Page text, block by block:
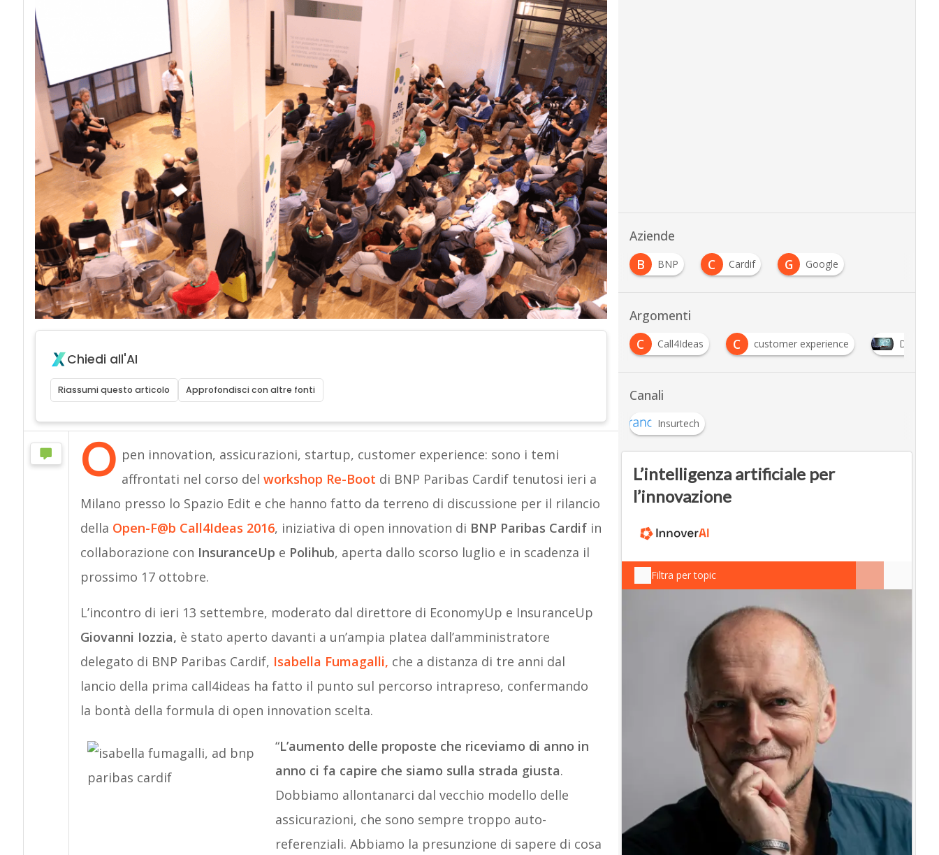
Chiedi all'AI
Riassumi questo articolo Approfondisci con altre fonti
O pen innovation, assicurazioni, startup, customer experience: sono i temi
affrontati nel corso del workshop Re-Boot di BNP Paribas Cardif tenutosi ieri a
Milano presso lo Spazio Edit e che hanno fatto da terreno di discussione per il rilancio
della Open-F@b Call4Ideas 2016, iniziativa di open innovation di BNP Paribas Cardif in
collaborazione con InsuranceUp e Polihub, aperta dallo scorso luglio e in scadenza il
prossimo 17 ottobre.
L’incontro di ieri 13 settembre, moderato dal direttore di EconomyUp e InsuranceUp
Giovanni Iozzia, è stato aperto davanti a un’ampia platea dall’amministratore
delegato di BNP Paribas Cardif, Isabella Fumagalli, che a distanza di tre anni dal
lancio della prima call4ideas ha fatto il punto sul percorso intrapreso, confermando
la bontà della formula di open innovation scelta.
“L’aumento delle proposte che riceviamo di anno in
anno ci fa capire che siamo sulla strada giusta.
Dobbiamo allontanarci dal vecchio modello delle
assicurazioni, che sono sempre troppo auto-
referenziali. Abbiamo la presunzione di sapere di cosa
Aziende
B
BNP C Cardif G Google
Argomenti
C Call4Ideas C customer experience Digital
Canali
Insurtech
L’intelligenza artificiale per
l’innovazione
Filtra per topic